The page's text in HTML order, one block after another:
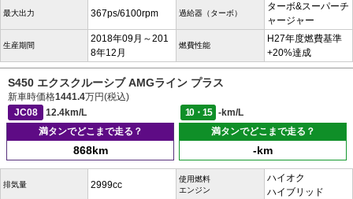
最大出力 367ps/6100rpm 過給器（ターボ）
ターボ&スーパーチ
ャージャー
生産期間
2018年09月～201
8年12月
燃費性能
H27年度燃費基準
+20%達成
S450 エクスクルーシブ AMGライン プラス
新車時価格1441.4万円(税込)
JC08
12.4km/L 10・15
-km/L
満タンでどこまで走る？
868km
満タンでどこまで走る？
-km
排気量 2999cc
使用燃料
エンジン
ハイオク
ハイブリッド